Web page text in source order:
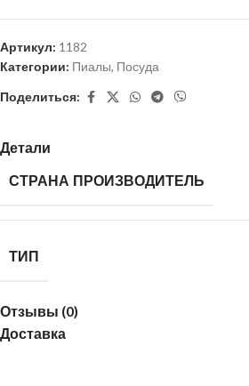
Артикул: 1182
Категории: Пиалы, Посуда
Поделиться:
Детали
СТРАНА ПРОИЗВОДИТЕЛЬ
ТИП
Отзывы (0)
Доставка